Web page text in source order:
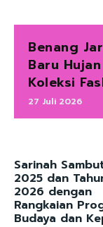
Benang
Baru
Koleksi
27 Juli 2026
Sarinah
2025 dan
2026 dengan
Rangkaian
Budaya dan